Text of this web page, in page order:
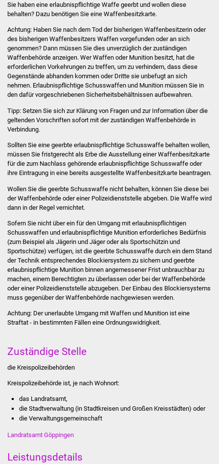
Stellenangebote
Kontakt
Veröffentlichungen
Ortsrecht
FNP / Bebauungspläne
Stadtinfo
Jubiläumsjahr 2021
Partnerstädte
Projekte
Schulentwicklung Bizet
Sanierung Hallenbad
Sanierung Bizethalle
Ortsentwicklung
Was erledige ich wo
Dienstleistungen
Sie haben eine erlaubnispflichtige Waffe geerbt und wollen diese
behalten? Dazu benötigen Sie eine Waffenbesitzkarte.
Achtung: Haben Sie nach dem Tod der bisherigen Waffenbesitzerin oder
des bisherigen Waffenbesitzers Waffen vorgefunden oder an sich
genommen? Dann müssen Sie dies unverzüglich der zuständigen
Waffenbehörde anzeigen. Wer Waffen oder Munition besitzt, hat die
erforderlichen Vorkehrungen zu treffen, um zu verhindern, dass diese
Gegenstände abhanden kommen oder Dritte sie unbefugt an sich
nehmen.Erlaubnispflichtige Schusswaffen und Munition müssen Sie in
den dafür vorgeschriebenen Sicherheitsbehältnissen aufbewahren.
Tipp: Setzen Sie sich zur Klärung von Fragen und zur Information über die
geltenden Vorschriften sofort mit der zuständigen Waffenbehörde in
Verbindung.
Sollten Sie eine geerbte erlaubnispflichtige Schusswaffe behalten wollen,
müssen Sie fristgerecht als Erbe die Ausstellung einer Waffenbesitzkarte
für die zum Nachlass gehörende erlaubnispflichtige Schusswaffe oder
ihre Eintragung in eine bereits ausgestellte Waffenbesitzkarte beantragen.
Wollen Sie die geerbte Schusswaffe nicht behalten, können Sie diese bei
der Waffenbehörde oder einer Polizeidienststelle abgeben. Die Waffe wird
dann in der Regel vernichtet.
Sofern Sie nicht über ein für den Umgang mit erlaubnispflichtigen
Schusswaffen und erlaubnispflichtige Munition erforderliches Bedürfnis
(zum Beispiel als Jägerin und Jäger oder als Sportschützin und
Sportschütze) verfügen, ist die geerbte Schusswaffe durch ein dem Stand
der Technik entsprechendes Blockiersystem zu sichern und geerbte
erlaubnispflichtige Munition binnen angemessener Frist unbrauchbar zu
machen, einem Berechtigten zu überlassen oder bei der Waffenbehörde
oder einer Polizeidienststelle abzugeben. Der Einbau des Blockiersystems
muss gegenüber der Waffenbehörde nachgewiesen werden.
Achtung:Der unerlaubte Umgang mit Waffen und Munition ist eine
Straftat - in bestimmten Fällen eine Ordnungswidrigkeit.
Zuständige Stelle
die Kreispolizeibehörden
Kreispolizeibehörde ist, je nach Wohnort:
das Landratsamt,
die Stadtverwaltung (in Stadtkreisen und Großen Kreisstädten) oder
die Verwaltungsgemeinschaft
Landratsamt Göppingen
Leistungsdetails